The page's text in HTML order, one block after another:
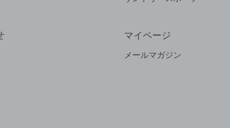
マイページ
メールマガジン